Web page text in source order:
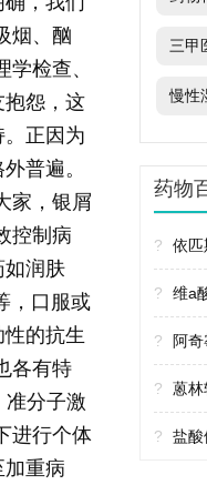
烟、酗
检查、
抱怨，这
。正因为
普遍。
家，银屑
控制病
如润肤
，口服或
的抗生
各有特
准分子激
进行个体
加重病
三甲
慢性
药物
? 依匹
? 维a
? 阿奇
? 蒽林
? 盐酸